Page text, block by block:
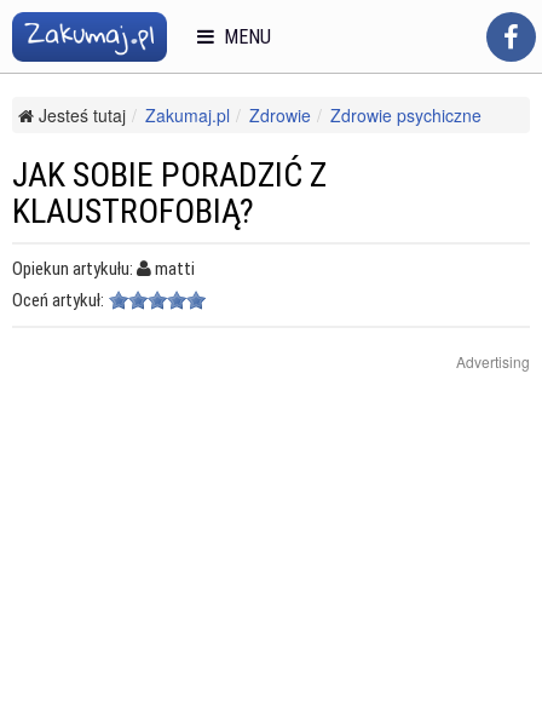
Jesteś tutaj Zakumaj.pl Zdrowie
Zdrowie psychiczne
JAK SOBIE PORADZIĆ Z
KLAUSTROFOBIĄ?
Opiekun artykułu:
matti
Oceń artykuł:
Advertising
MENU